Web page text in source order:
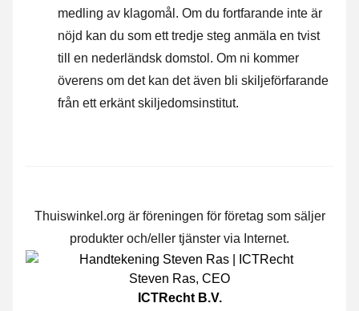
medling av klagomål. Om du fortfarande inte är
nöjd kan du som ett tredje steg anmäla en tvist
till en nederländsk domstol. Om ni kommer
överens om det kan det även bli skiljeförfarande
från ett erkänt skiljedomsinstitut.
Thuiswinkel.org är föreningen för företag som säljer
produkter och/eller tjänster via Internet.
Steven Ras, CEO
ICTRecht B.V.